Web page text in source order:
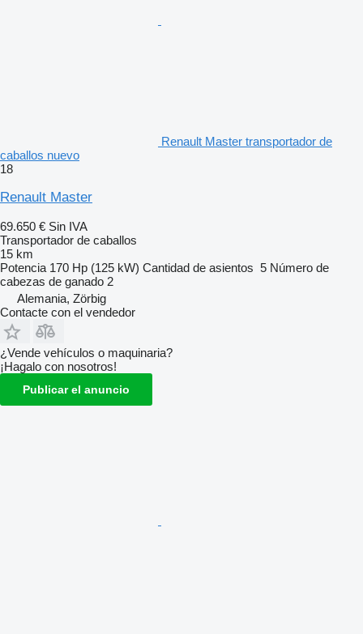
Renault Master transportador de
caballos nuevo
18
Renault Master
69.650 € Sin IVA
Transportador de caballos
15 km
Potencia 170 Hp (125 kW) Cantidad de asientos 5 Número de
cabezas de ganado 2
Alemania, Zörbig
Contacte con el vendedor
¿Vende vehículos o maquinaria?
¡Hagalo con nosotros!
Publicar el anuncio